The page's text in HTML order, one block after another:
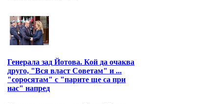
Генерала зад Йотова. Кой да очаква
друго, "Вся власт Советам" и ...
"соросятам" с "парите ще са при
нас" напред